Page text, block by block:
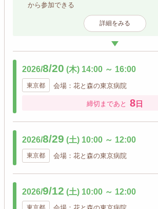
から参加できる
詳細をみる
2026/8/20 (木) 14:00 ～ 16:00
東京都 会場：花と森の東京病院
締切まであと 8日
2026/8/29 (土) 10:00 ～ 12:00
東京都 会場：花と森の東京病院
2026/9/12 (土) 10:00 ～ 12:00
東京都